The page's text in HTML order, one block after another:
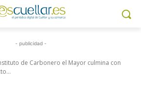
- publicidad -
de Carbonero el Mayor culmina con